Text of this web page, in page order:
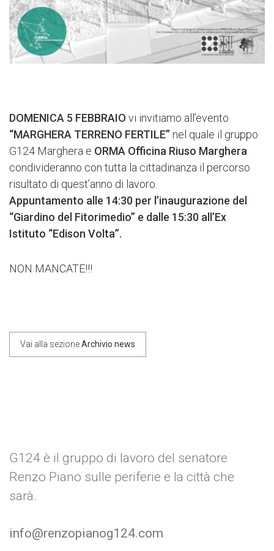
DOMENICA 5 FEBBRAIO vi invitiamo all’evento
“MARGHERA TERRENO FERTILE” nel quale il gruppo
G124 Marghera e ORMA​ Officina Riuso Marghera
condivideranno con tutta la cittadinanza il percorso
risultato di quest’anno di lavoro.
Appuntamento alle 14:30 per l’inaugurazione del
“Giardino del Fitorimedio” e dalle 15:30 all’Ex
Istituto “Edison Volta”.
NON MANCATE!!!
Vai alla sezioneArchivio news
postG124 è il gruppo di lavoro del senatore
Renzo Piano sulle periferie e la città che
sarà.
info@renzopianog124.com